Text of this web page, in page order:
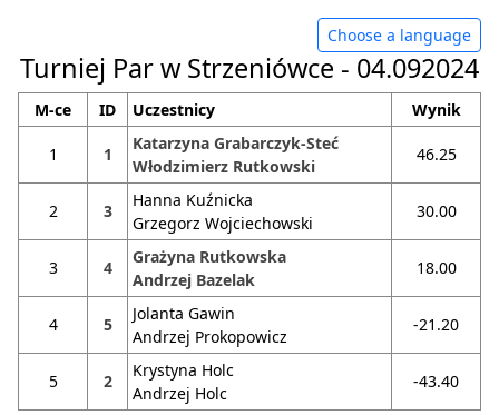
Choose a language
Turniej Par w Strzeniówce - 04.092024
M-ce ID Uczestnicy Wynik
1 1
Katarzyna Grabarczyk-Steć
Włodzimierz Rutkowski
46.25
2 3
Hanna Kuźnicka
Grzegorz Wojciechowski
30.00
3 4
Grażyna Rutkowska
Andrzej Bazelak
18.00
4 5
Jolanta Gawin
Andrzej Prokopowicz
-21.20
5 2
Krystyna Holc
Andrzej Holc
-43.40